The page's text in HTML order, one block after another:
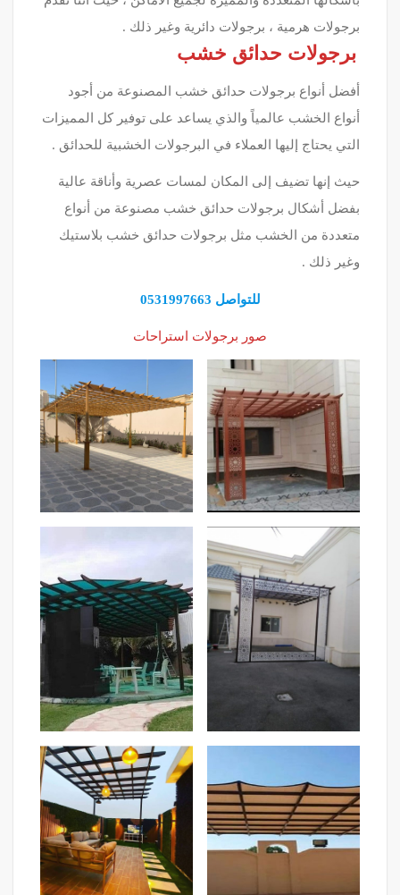
برجولات هرمية ، برجولات دائرية وغير ذلك .
برجولات حدائق خشب
أفضل أنواع برجولات حدائق خشب المصنوعة من أجود
أنواع الخشب عالمياً والذي يساعد على توفير كل المميزات
التي يحتاج إليها العملاء في البرجولات الخشبية للحدائق .
حيث إنها تضيف إلى المكان لمسات عصرية وأناقة عالية
بفضل أشكال برجولات حدائق خشب مصنوعة من أنواع
متعددة من الخشب مثل برجولات حدائق خشب بلاستيك
وغير ذلك .
للتواصل 0531997663
صور برجولات استراحات